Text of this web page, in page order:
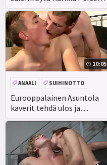
Vitun fucky-fucky
10:05
Eurooppalainen Asuntola
kaverit tehdä ulos ja
buttfuck rotu hardcore
ANAALI
SUIHINOTTO